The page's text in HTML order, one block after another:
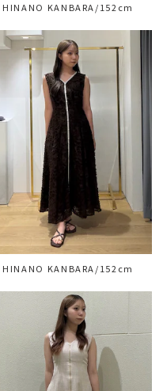
HINANO KANBARA/152cm
HINANO KANBARA/152cm